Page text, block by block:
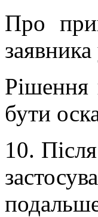
Про
Рішення
бути
10.